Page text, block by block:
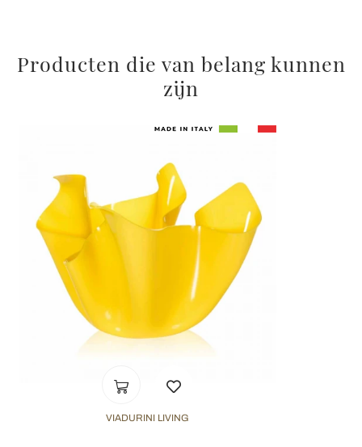
Producten die van belang kunnen
zijn
VIADURINI LIVING